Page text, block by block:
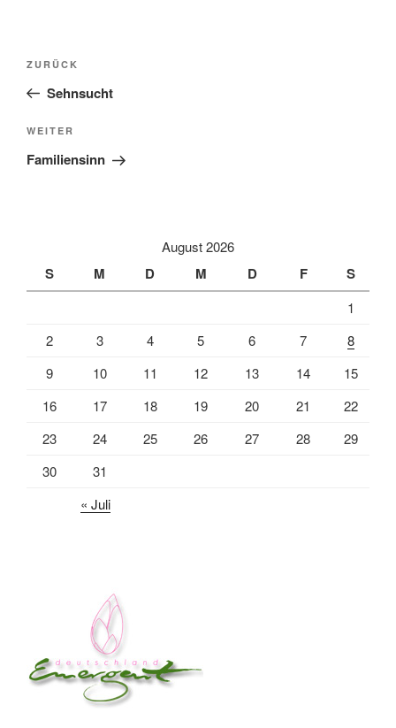
Beitragsnavigation
Vorheriger
Beitrag
ZURÜCK
Sehnsucht
Nächster
Beitrag
WEITER
Familiensinn
August 2026
S M D M D F S
1
2
3 4 5 6 7
8
9
10 11 12 13 14
15
16
17 18 19 20 21
22
23
24 25 26 27 28
29
30
31
« Juli